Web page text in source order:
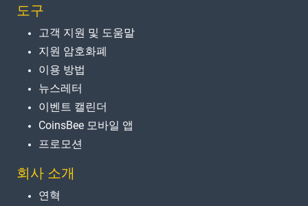
도구
고객 지원 및 도움말
지원 암호화폐
이용 방법
뉴스레터
이벤트 캘린더
CoinsBee 모바일 앱
프로모션
회사 소개
연혁